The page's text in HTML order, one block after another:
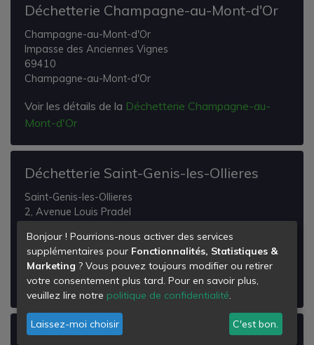
Déchetterie Champagne-au-Mont-d'Or
Champagne-au-Mont-d'Or
Impasse des Anciennes Vignes
69410
Champagne-au-Mont-d'Or
Voir les détails de la Déchetterie Champagne-au-
Mont-d'Or
Déchetterie Saint-Genis-les-Ollieres
Saint-Genis-les-Ollieres
2, Avenue Louis Pradel
Saint-Genis-les-Ollières
Voir les détails de laDéchetterie Saint-Genis-les-
Ollieres
Déchetterie Fleurieux-sur-l'Arbresle
Bonjour ! Pourrions-nous activer des services
supplémentaires pour Fonctionnalités, Statistiques &
Marketing ? Vous pouvez toujours modifier ou retirer
votre consentement plus tard. Pour en savoir plus,
veuillez lire notre politique de confidentialité.
Laissez-moi choisir C'est bon.